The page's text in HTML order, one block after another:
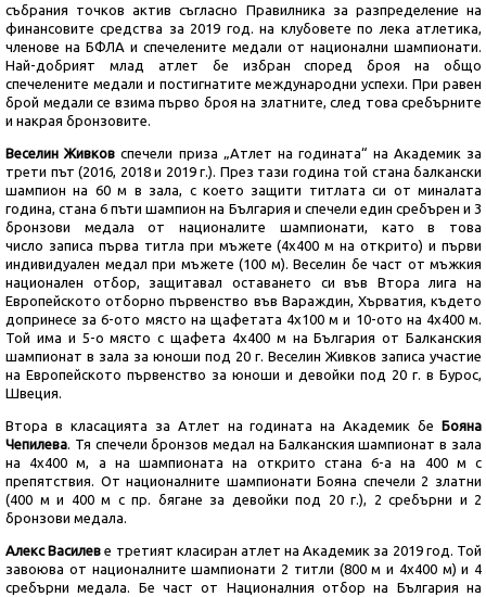
събрания точков актив съгласно Правилника за разпределение на
финансовите средства за 2019 год. на клубовете по лека атлетика,
членове на БФЛA и спечелените медали от национални шампионати.
Най-добрият млад атлет бе избран според броя на общо
спечелените медали и постигнатите международни успехи. При равен
брой медали се взима първо броя на златните, след това сребърните
и накрая бронзовите.
Веселин Живков спечели приза „Атлет на годината“ на Академик за
трети път (2016, 2018 и 2019 г.). През тази година той стана балкански
шампион на 60 м в зала, с което защити титлата си от миналата
година, стана 6 пъти шампион на България и спечели един сребърен и 3
бронзови медала от националите шампионати, като в това
число записа първа титла при мъжете (4х400 м на открито) и първи
индивидуален медал при мъжете (100 м). Веселин бе част от мъжкия
национален отбор, защитавал оставането си във Втора лига на
Европейското отборно първенство във Вараждин, Хърватия, където
допринесе за 6-ото място на щафетата 4х100 м и 10-ото на 4х400 м.
Той има и 5-о място с щафета 4х400 м на България от Балканския
шампионат в зала за юноши под 20 г. Веселин Живков записа участие
на Европейското първенство за юноши и девойки под 20 г. в Бурос,
Швеция.
Втора в класацията за Атлет на годината на Академик беБояна
Чепилева. Тя спечели бронзов медал на Балканския шампионат в зала
на 4х400 м, а на шампионата на открито стана 6-а на 400 м с
препятствия. От националните шампионати Бояна спечели 2 златни
(400 м и 400 м с пр. бягане за девойки под 20 г.), 2 сребърни и 2
бронзови медала.
Алекс Василев е третият класиран атлет на Академик за 2019 год. Той
завоюва от националните шампионати 2 титли (800 м и 4х400 м) и 4
сребърни медала. Бе част от Националния отбор на България на